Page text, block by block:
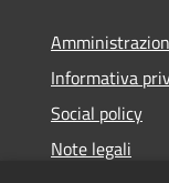
Informativa
Social policy
Note legali